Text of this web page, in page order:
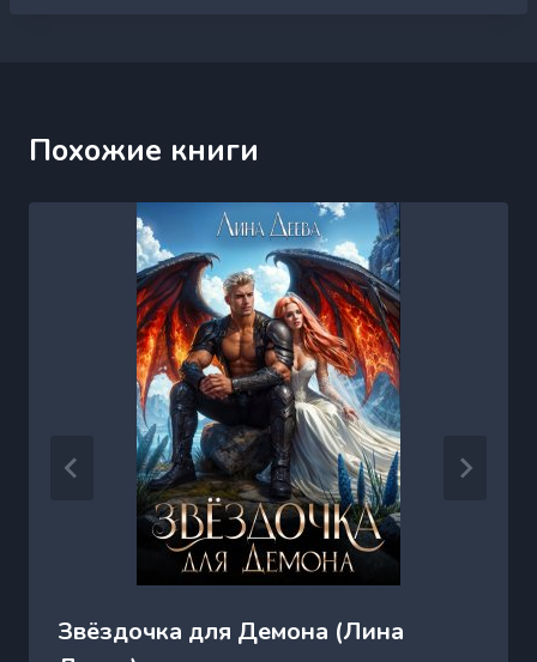
Похожие книги
Звёздочка для Демона (Лина